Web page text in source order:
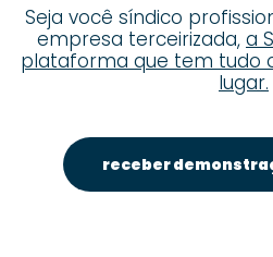
Seja você síndico
empresa terceirizada, a
plataforma que tem tudo
lugar.
receber